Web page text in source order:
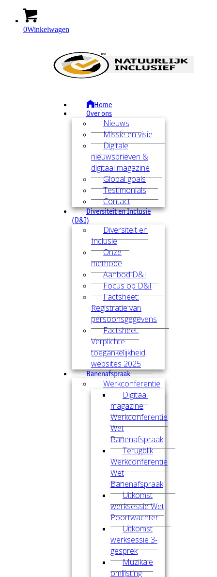
0Winkelwagen
Home
Over ons
Nieuws
Missie en visie
Digitale
nieuwsbrieven &
digitaal magazine
Global goals
Testimonials
Contact
Diversiteit en Inclusie
(D&I)
Diversiteit en
Inclusie
Onze
methode
Aanbod D&I
Focus op D&I
Factsheet:
Registratie van
persoonsgegevens
Factsheet:
Verplichte
toegankelijkheid
websites 2025
Banenafspraak
Werkconferentie
Digitaal
magazine
Werkconferentie
Wet
Banenafspraak
Terugblik
Werkconferentie
Wet
Banenafspraak
Uitkomst
werksessie Wet
Poortwachter
Uitkomst
werksessie 3-
gesprek
Muzikale
omlijsting